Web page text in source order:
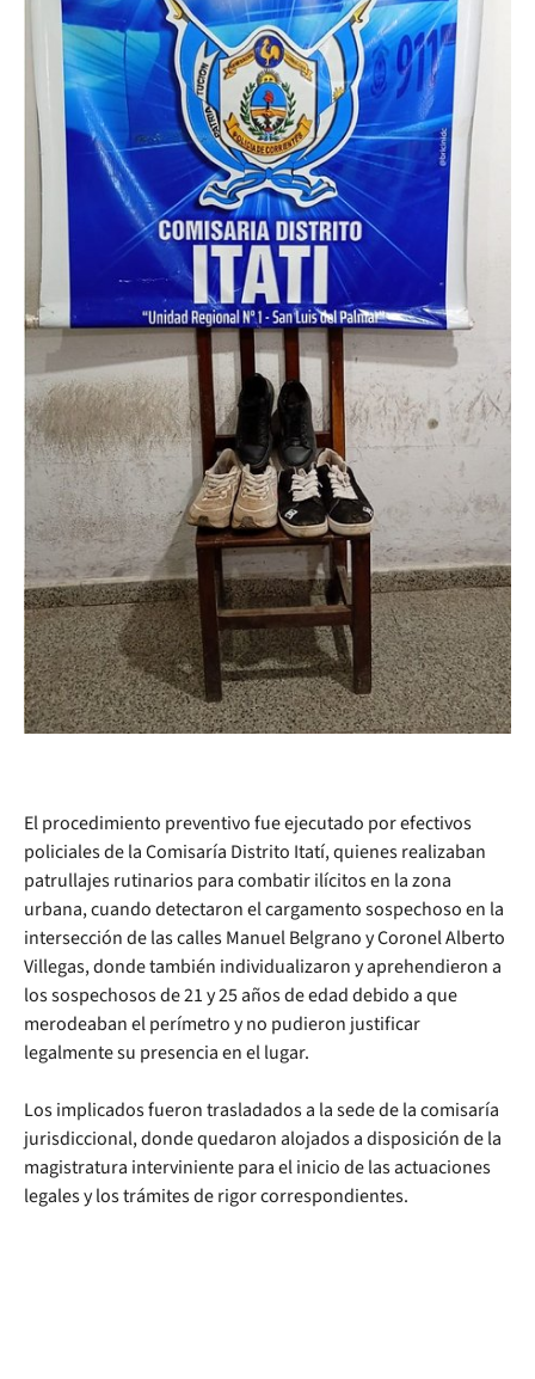
El procedimiento preventivo fue ejecutado por efectivos
policiales de la Comisaría Distrito Itatí, quienes realizaban
patrullajes rutinarios para combatir ilícitos en la zona
urbana, cuando detectaron el cargamento sospechoso en la
intersección de las calles Manuel Belgrano y Coronel Alberto
Villegas, donde también individualizaron y aprehendieron a
los sospechosos de 21 y 25 años de edad debido a que
merodeaban el perímetro y no pudieron justificar
legalmente su presencia en el lugar.
Los implicados fueron trasladados a la sede de la comisaría
jurisdiccional, donde quedaron alojados a disposición de la
magistratura interviniente para el inicio de las actuaciones
legales y los trámites de rigor correspondientes.